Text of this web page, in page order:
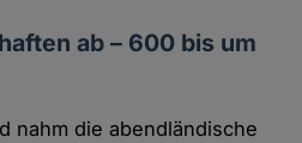
ab – 600 bis um
nahm die abendländische